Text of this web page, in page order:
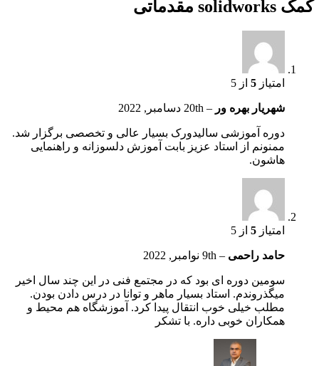
کمک solidworks مقدماتی
امتیاز 5 از 5
شهریار بهره ور – 20th دسامبر, 2022
دوره آموزشی سالیدورک بسیار عالی و تخصصی برگزار شد.
ممنونم از استاد عزیز بابت آموزش دلسوزانه و راهنمایی
هاشون.
امتیاز 5 از 5
حامد راحمی – 9th نوامبر, 2022
سومین دوره ای بود که در مجتمع فنی در این چند سال اخیر
میگذروندم. استاد بسیار ماهر و توانا در درس دادن بودن.
مطلب خیلی خوب انتقال پیدا کرد. آموزشگاه هم محیط و
همکاران خوبی داره. با تشکر